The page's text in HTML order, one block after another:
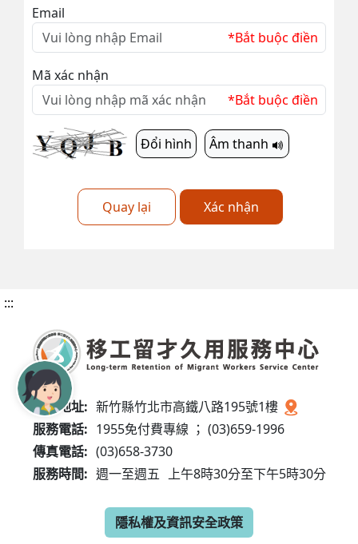
Email
*Bắt buộc điền
Mã xác nhận
*Bắt buộc điền
Đổi hình Âm thanh
Quay lại Xác nhận
:::
服務地址: 新竹縣竹北市高鐵八路195號1樓
服務電話: 1955免付費專線 ； (03)659-1996
傳真電話: (03)658-3730
服務時間: 週一至週五 上午8時30分至下午5時30分
隱私權及資訊安全政策